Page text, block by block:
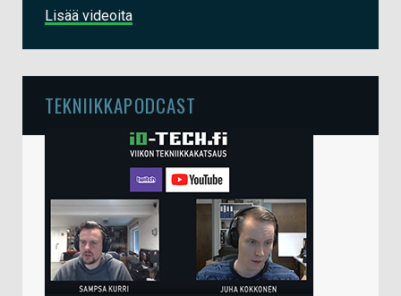
Lisää videoita
TEKNIIKKAPODCAST